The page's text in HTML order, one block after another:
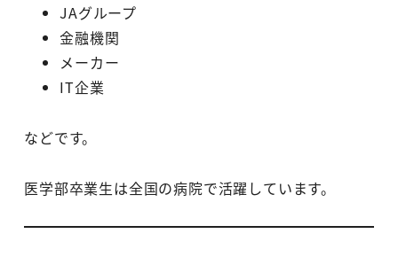
JAグループ
金融機関
メーカー
IT企業
などです。
医学部卒業生は全国の病院で活躍しています。